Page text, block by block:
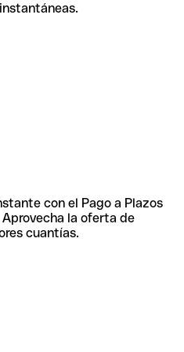
con el Pago a Plazos
la oferta de
cuantías.